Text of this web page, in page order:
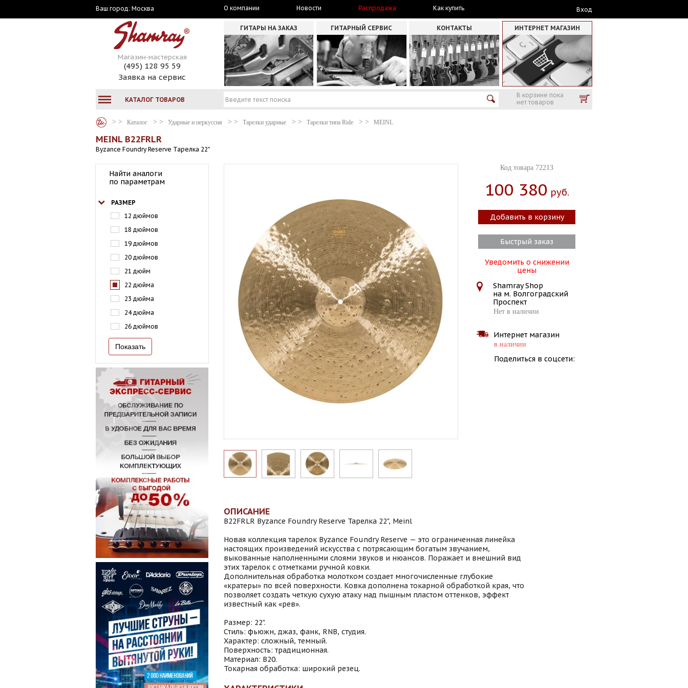
Ваш город: Москва О компании Новости Распродажа Как купить Вход
Магазин-мастерская
(495) 128 95 59
Заявка на сервис
ГИТАРЫ НА ЗАКАЗ ГИТАРНЫЙ СЕРВИС КОНТАКТЫ ИНТЕРНЕТ МАГАЗИН
КАТАЛОГ ТОВАРОВ
В корзине пока
нет товаров
Каталог Ударные и перкуссия Тарелки ударные Тарелки типа Ride MEINL
MEINL B22FRLR
Byzance Foundry Reserve Тарелка 22"
Найти аналоги
по параметрам
РАЗМЕР
12 дюймов
18 дюймов
19 дюймов
20 дюймов
21 дюйм
22 дюйма
23 дюйма
24 дюйма
26 дюймов
Код товара 72213
100 380 Руб.
Добавить в корзину
Быстрый заказ
Уведомить о снижении
цены
Shamray Shop
на м. Волгоградский
Проспект
Нет в наличии
Интернет магазин
в наличии
Поделиться в соцсети:
ОПИСАНИЕ
B22FRLR Byzance Foundry Reserve Тарелка 22", Meinl
Новая коллекция тарелок Byzance Foundry Reserve — это ограниченная линейка
настоящих произведений искусства с потрясающим богатым звучанием,
выкованные наполненными слоями звуков и нюансов. Поражает и внешний вид
этих тарелок с отметками ручной ковки.
Дополнительная обработка молотком создает многочисленные глубокие
«кратеры» по всей поверхности. Ковка дополнена токарной обработкой края, что
позволяет создать четкую сухую атаку над пышным пластом оттенков, эффект
известный как «рев».
Размер: 22".
Стиль: фьюжн, джаз, фанк, RNB, студия.
Характер: сложный, темный.
Поверхность: традиционная.
Материал: B20.
Токарная обработка: широкий резец.